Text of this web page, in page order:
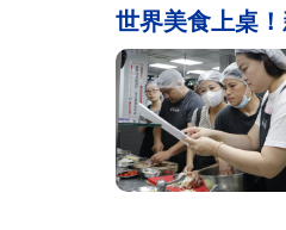
世界美食上桌